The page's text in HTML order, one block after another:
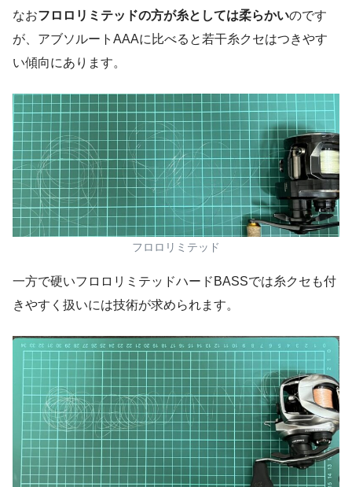
なおフロロリミテッドの方が糸としては柔らかいのです
が、アブソルートAAAに比べると若干糸クセはつきやす
い傾向にあります。
フロロリミテッド
一方で硬いフロロリミテッドハードBASSでは糸クセも付
きやすく扱いには技術が求められます。